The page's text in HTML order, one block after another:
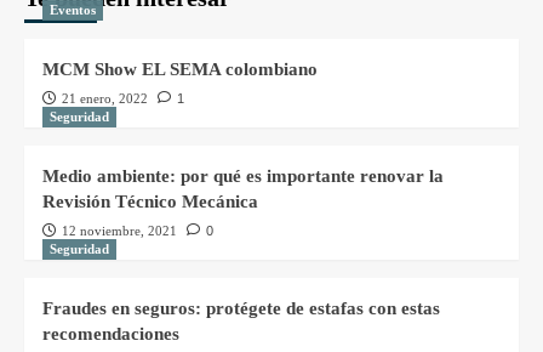
Eventos
MCM Show EL SEMA colombiano
21 enero, 2022
1
Seguridad
Medio ambiente: por qué es importante renovar la
Revisión Técnico Mecánica
12 noviembre, 2021
0
Seguridad
Fraudes en seguros: protégete de estafas con estas
recomendaciones